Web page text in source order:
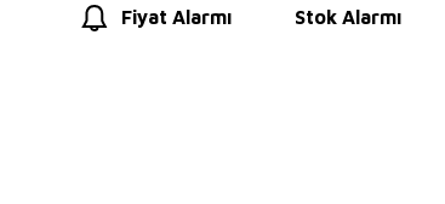
Fiyat Alarmı Stok Alarmı